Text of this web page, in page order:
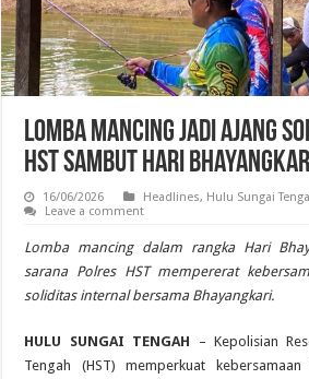
Lomba Mancing Jadi Ajang
HST Sambut Hari
16/06/2026 Headlines, Hulu Sungai
Leave a comment
Lomba mancing dalam rangka Hari
sarana Polres HST mempererat
soliditas internal bersama Bhayangkari.
HULU SUNGAI TENGAH – Kepolisian
Tengah (HST) memperkuat